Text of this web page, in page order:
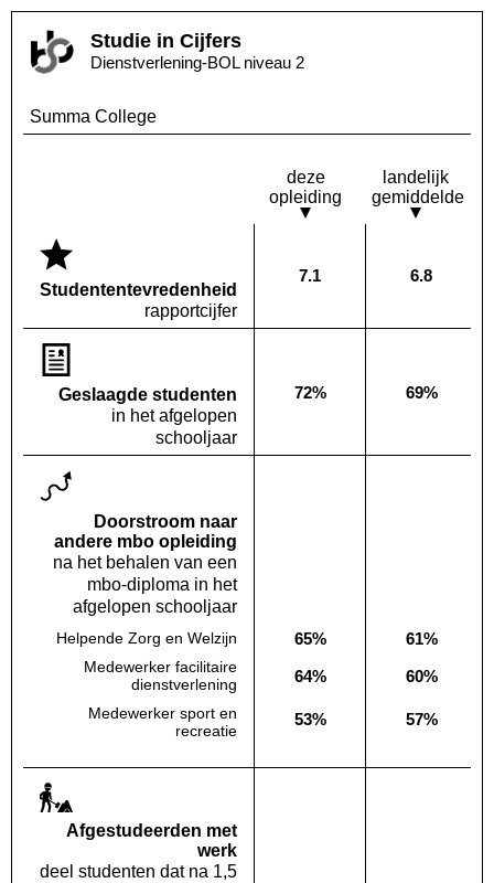
Studie in Cijfers
Dienstverlening-BOL niveau 2
Summa College
deze
opleiding
landelijk
gemiddelde
Studenten­tevredenheid
rapportcijfer
Deze opleiding:
7.1 Landelijk
6.8
Geslaagde studenten
in het afgelopen
schooljaar
Deze opleiding:
72% Landelijk
69%
Doorstroom naar
andere mbo opleiding
na het behalen van een
mbo-diploma in het
afgelopen schooljaar
Helpende Zorg en Welzijn Deze opleiding:
65% Landelijk
61%
Medewerker facilitaire
dienstverlening
Deze opleiding:
64% Landelijk
60%
Medewerker sport en
recreatie
Deze opleiding:
53% Landelijk
57%
Af­gestudeerden met
werk
deel studenten dat na 1,5